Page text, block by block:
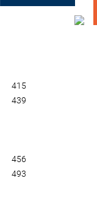
415
439
456
493